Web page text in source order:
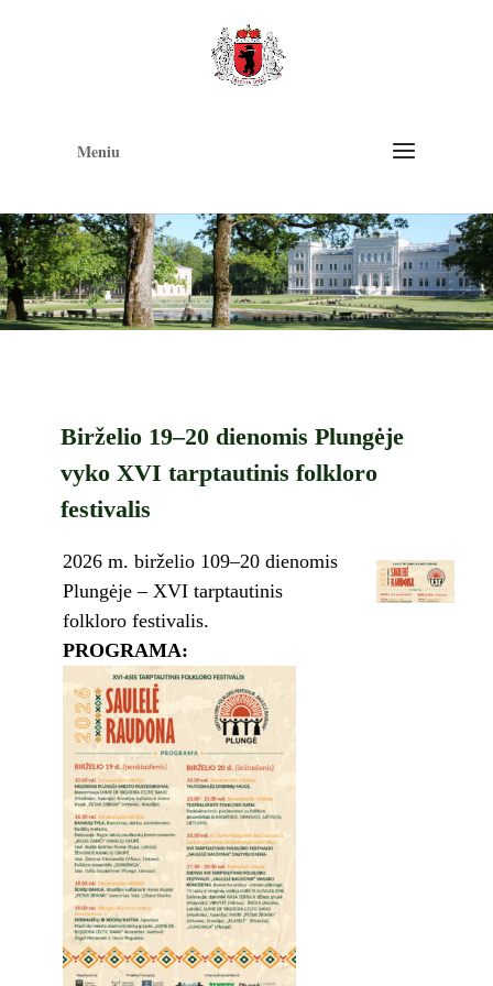
Meniu
Birželio 19–20 dienomis Plungėje
vyko XVI tarptautinis folkloro
festivalis
2026 m. birželio 109–20 dienomis
Plungėje – XVI tarptautinis
folkloro festivalis.
PROGRAMA: